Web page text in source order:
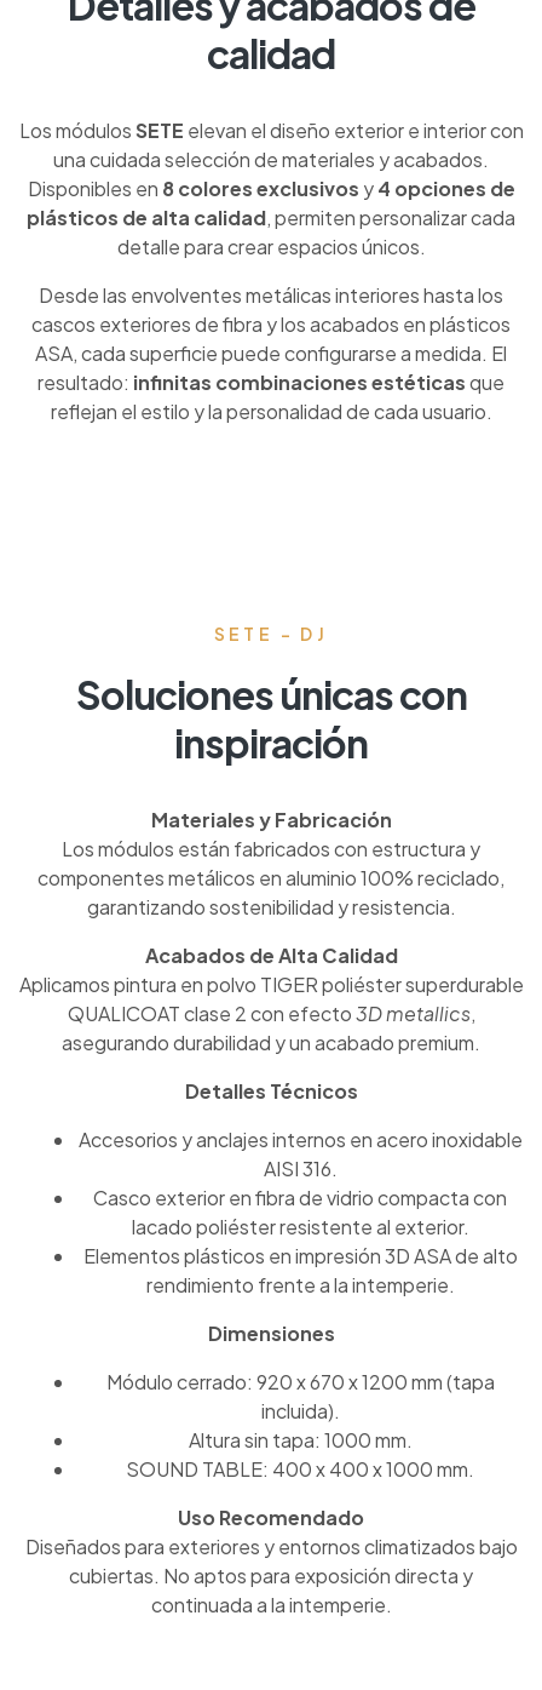
calidad
Los módulosSETE elevan el diseño exterior e interior con
una cuidada selección de materiales y acabados.
Disponibles en 8 colores exclusivos y4 opciones de
plásticos de alta calidad, permiten personalizar cada
detalle para crear espacios únicos.
Desde las envolventes metálicas interiores hasta los
cascos exteriores de fibra y los acabados en plásticos
ASA, cada superficie puede configurarse a medida. El
resultado: infinitas combinaciones estéticasque
reflejan el estilo y la personalidad de cada usuario.
SETE - DJ
Soluciones únicas con
inspiración
Materiales y Fabricación
Los módulos están fabricados con estructura y
componentes metálicos en aluminio 100% reciclado,
garantizando sostenibilidad y resistencia.
Acabados de Alta Calidad
Aplicamos pintura en polvo TIGER poliéster superdurable
QUALICOAT clase 2 con efecto3D metallics,
asegurando durabilidad y un acabado premium.
Detalles Técnicos
Accesorios y anclajes internos en acero inoxidable
AISI 316.
Casco exterior en fibra de vidrio compacta con
lacado poliéster resistente al exterior.
Elementos plásticos en impresión 3D ASA de alto
rendimiento frente a la intemperie.
Dimensiones
Módulo cerrado: 920 x 670 x 1200 mm (tapa
incluida).
Altura sin tapa: 1000 mm.
SOUND TABLE: 400 x 400 x 1000 mm.
Uso Recomendado
Diseñados para exteriores y entornos climatizados bajo
cubiertas. No aptos para exposición directa y
continuada a la intemperie.